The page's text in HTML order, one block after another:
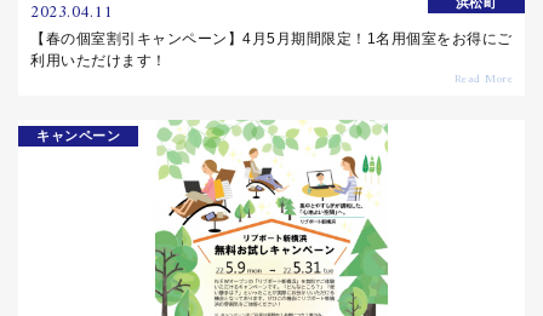
2023.04.11
【春の個室割引キャンペーン】4月5月期間限定！1名用個室をお得にご
利用いただけます！
キャンペーン